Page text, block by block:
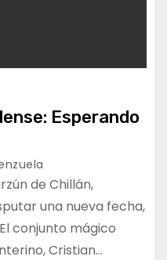
Esperando
de Chillán,
una nueva fecha,
conjunto mágico
Cristian…